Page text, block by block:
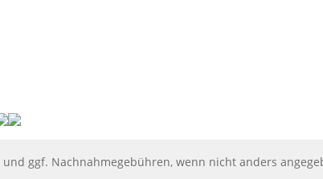
und ggf. Nachnahmegebühren, wenn nicht anders